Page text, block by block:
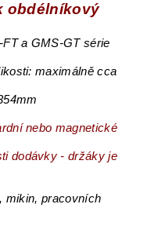
obdélníkový
a GMS-GT série
maximálně cca
nebo magnetické
dodávky - držáky je
mikin, pracovních